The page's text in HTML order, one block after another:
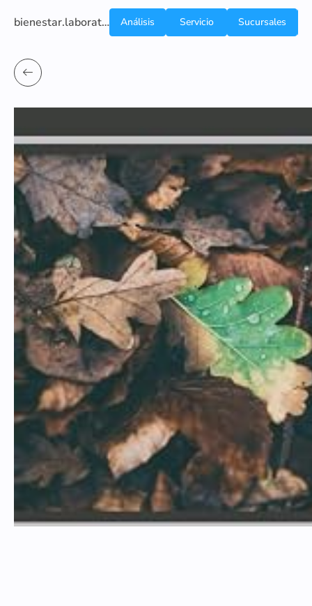
bienestar.laboratoriocliniconsb.com
Análisis
Servicio
Sucursales